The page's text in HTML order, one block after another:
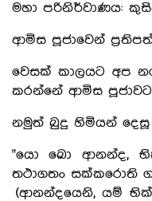
මහා පරිනිර්වාණය:
ආමිස පූජාවෙන්
වෙසක් කාලයට අප
කරන්නේ ආමිස
නමුත් බුදු හිමියන් දෙසූ
"යො ඛො ආනන්ද,
තථාගතං සක්කරොති
(ආනන්දයෙනි, යම්